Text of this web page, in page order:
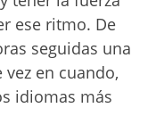
ese ritmo. De
seguidas una
en cuando,
idiomas más